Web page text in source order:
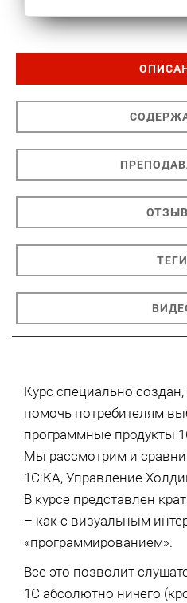
ТЕГИ
Курс специально
помочь потребителям
программные продукты
Мы рассмотрим и
1С:КА, Управление
В курсе представлен
– как с визуальным
«программированием».
Все это позволит
1С абсолютно ничего